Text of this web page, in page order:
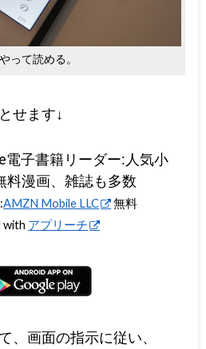
って読める。
せます↓
電子書籍リーダー:人気小
料漫画、雑誌も多数
AMZN Mobile LLC
無料
with アプリーチ
、画面の指示に従い、